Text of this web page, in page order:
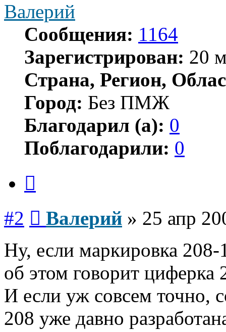
Валерий
Сообщения: 1164
Зарегистрирован: 20
Страна, Регион,
Город: Без ПМЖ
Благодарил (а): 0
Поблагодарили: 0
#2 Валерий » 25 апр
Ну, если маркировка
об этом говорит циферка
И если уж совсем точно,
208 уже давно